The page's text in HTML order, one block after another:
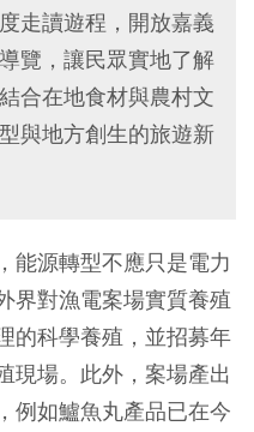
走讀遊程，開放嘉義
覽，讓民眾實地了解
合在地食材與農村文
與地方創生的旅遊新
能源轉型不應只是電力
界對漁電案場實質養殖
的科學養殖，並招募年
現場。此外，案場產出
例如鱸魚丸產品已在今